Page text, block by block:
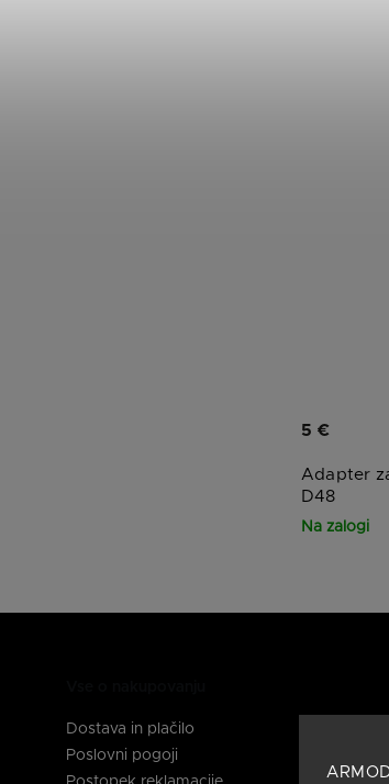
Adapter
D48
Na zalogi
5 €
Dostava in plačilo
Poslovni pogoji